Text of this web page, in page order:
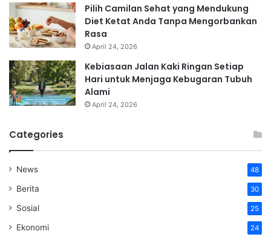
Pilih Camilan Sehat yang Mendukung
Diet Ketat Anda Tanpa Mengorbankan
Rasa
April 24, 2026
Kebiasaan Jalan Kaki Ringan Setiap
Hari untuk Menjaga Kebugaran Tubuh
Alami
April 24, 2026
Categories
News 48
Berita 30
Sosial 25
Ekonomi 24